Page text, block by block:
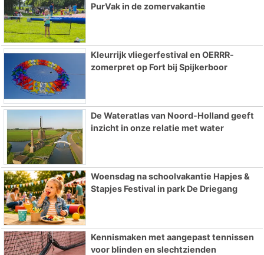
PurVak in de zomervakantie
Kleurrijk vliegerfestival en OERRR-
zomerpret op Fort bij Spijkerboor
De Wateratlas van Noord-Holland geeft
inzicht in onze relatie met water
Woensdag na schoolvakantie Hapjes &
Stapjes Festival in park De Driegang
Kennismaken met aangepast tennissen
voor blinden en slechtzienden